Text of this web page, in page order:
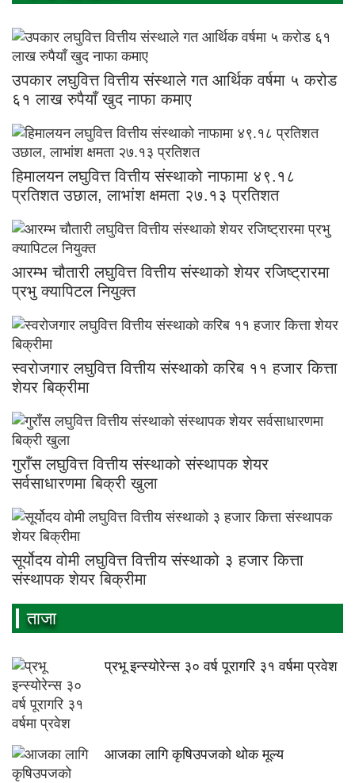
उपकार लघुवित्त वित्तीय संस्थाले गत आर्थिक वर्षमा ५ करोड
६१ लाख रुपैयाँ खुद नाफा कमाए
हिमालयन लघुवित्त वित्तीय संस्थाको नाफामा ४९.१८
प्रतिशत उछाल, लाभांश क्षमता २७.१३ प्रतिशत
आरम्भ चौतारी लघुवित्त वित्तीय संस्थाको शेयर रजिष्ट्रारमा
प्रभु क्यापिटल नियुक्त
स्वरोजगार लघुवित्त वित्तीय संस्थाको करिब ११ हजार कित्ता
शेयर बिक्रीमा
गुराँस लघुवित्त वित्तीय संस्थाको संस्थापक शेयर
सर्वसाधारणमा बिक्री खुला
सूर्योदय वोमी लघुवित्त वित्तीय संस्थाको ३ हजार कित्ता
संस्थापक शेयर बिक्रीमा
ताजा
प्रभू इन्स्योरेन्स ३० वर्ष पूरागरि ३१ वर्षमा प्रवेश
आजका लागि कृषिउपजको थोक मूल्य